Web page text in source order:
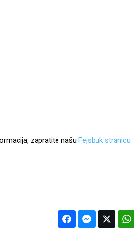
zapratite našu Fejsbuk stranicu